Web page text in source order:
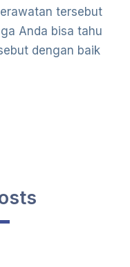
tersebut
Anda bisa tahu
dengan baik